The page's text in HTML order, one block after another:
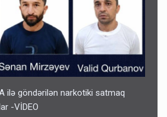
Azərbaycanla bağlı açıqlama
ilə göndərilən narkotiki satmaq
-VİDEO